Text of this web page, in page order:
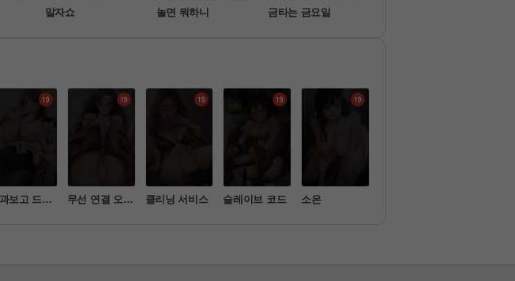
말자쇼 놀면 뭐하니 금타는 금요일
보고 드립
무선 연결 오나
클리닝 서비스 슬레이브 코드 소은